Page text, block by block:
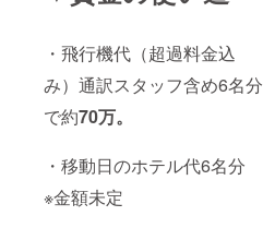
・飛行機代（超過料金込
み）通訳スタッフ含め6名分
で約70万。
・移動日のホテル代6名分
※金額未定